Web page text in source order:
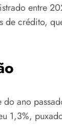
entre
de crédito,
ano
1,3%,